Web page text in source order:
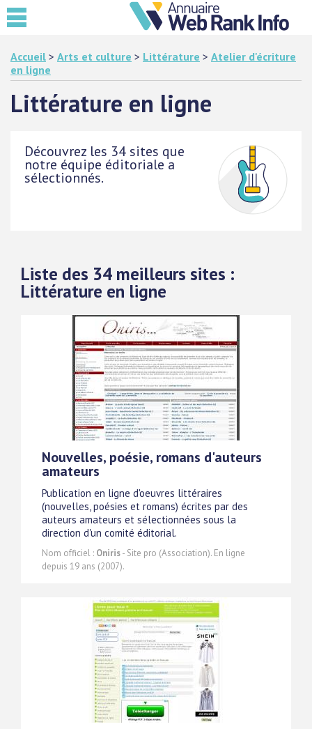
Accueil > Arts et culture > Littérature > Atelier d'écriture
en ligne
Littérature en ligne
Découvrez les 34 sites que
notre équipe éditoriale a
sélectionnés.
Liste des 34 meilleurs sites :
Littérature en ligne
Nouvelles, poésie, romans d'auteurs
amateurs
Publication en ligne d'oeuvres littéraires
(nouvelles, poésies et romans) écrites par des
auteurs amateurs et sélectionnées sous la
direction d'un comité éditorial.
Nom officiel : Oniris- Site pro (Association). En ligne
depuis 19 ans (2007).